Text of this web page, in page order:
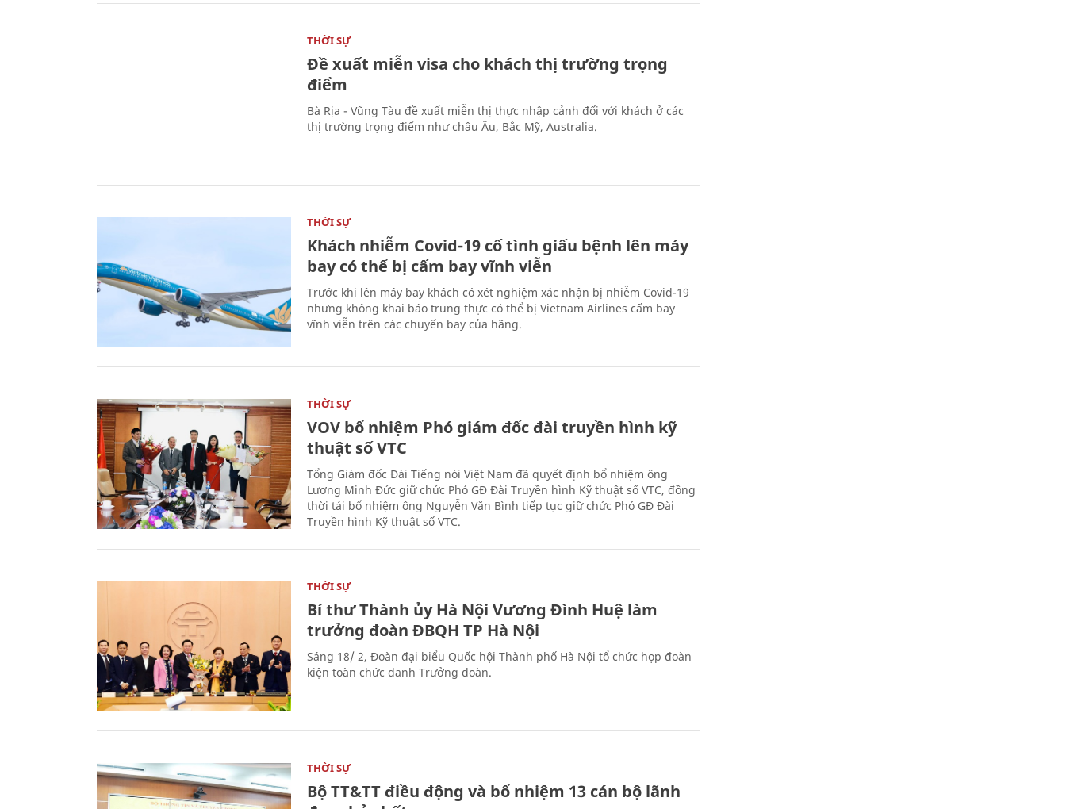
THỜI SỰ
Đề xuất miễn visa cho khách thị trường trọng
điểm
Bà Rịa - Vũng Tàu đề xuất miễn thị thực nhập cảnh đối với khách ở các
thị trường trọng điểm như châu Âu, Bắc Mỹ, Australia.
THỜI SỰ
Khách nhiễm Covid-19 cố tình giấu bệnh lên máy
bay có thể bị cấm bay vĩnh viễn
Trước khi lên máy bay khách có xét nghiệm xác nhận bị nhiễm Covid-19
nhưng không khai báo trung thực có thể bị Vietnam Airlines cấm bay
vĩnh viễn trên các chuyến bay của hãng.
THỜI SỰ
VOV bổ nhiệm Phó giám đốc đài truyền hình kỹ
thuật số VTC
Tổng Giám đốc Đài Tiếng nói Việt Nam đã quyết định bổ nhiệm ông
Lương Minh Đức giữ chức Phó GĐ Đài Truyền hình Kỹ thuật số VTC, đồng
thời tái bổ nhiệm ông Nguyễn Văn Bình tiếp tục giữ chức Phó GĐ Đài
Truyền hình Kỹ thuật số VTC.
THỜI SỰ
Bí thư Thành ủy Hà Nội Vương Đình Huệ làm
trưởng đoàn ĐBQH TP Hà Nội
Sáng 18/ 2, Đoàn đại biểu Quốc hội Thành phố Hà Nội tổ chức họp đoàn
kiện toàn chức danh Trưởng đoàn.
THỜI SỰ
Bộ TT&TT điều động và bổ nhiệm 13 cán bộ lãnh